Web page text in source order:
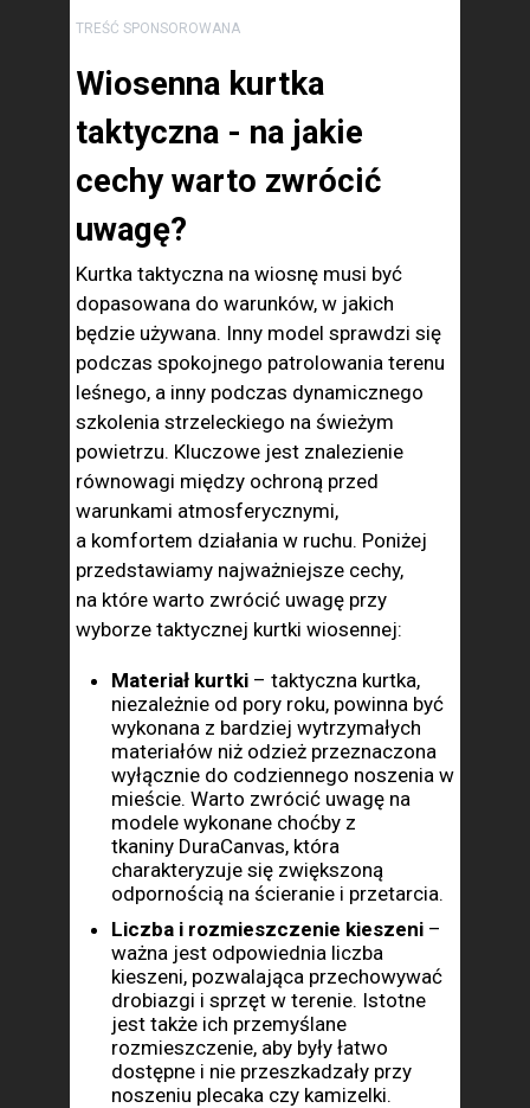
TREŚĆ SPONSOROWANA
Wiosenna kurtka
taktyczna - na jakie
cechy warto zwrócić
uwagę?
Kurtka taktyczna na wiosnę musi być
dopasowana do warunków, w jakich
będzie używana. Inny model sprawdzi się
podczas spokojnego patrolowania terenu
leśnego, a inny podczas dynamicznego
szkolenia strzeleckiego na świeżym
powietrzu. Kluczowe jest znalezienie
równowagi między ochroną przed
warunkami atmosferycznymi,
a komfortem działania w ruchu. Poniżej
przedstawiamy najważniejsze cechy,
na które warto zwrócić uwagę przy
wyborze taktycznej kurtki wiosennej:
Materiał kurtki – taktyczna kurtka,
niezależnie od pory roku, powinna być
wykonana z bardziej wytrzymałych
materiałów niż odzież przeznaczona
wyłącznie do codziennego noszenia w
mieście. Warto zwrócić uwagę na
modele wykonane choćby z
tkaniny DuraCanvas, która
charakteryzuje się zwiększoną
odpornością na ścieranie i przetarcia.
Liczba i rozmieszczenie kieszeni –
ważna jest odpowiednia liczba
kieszeni, pozwalająca przechowywać
drobiazgi i sprzęt w terenie. Istotne
jest także ich przemyślane
rozmieszczenie, aby były łatwo
dostępne i nie przeszkadzały przy
noszeniu plecaka czy kamizelki.